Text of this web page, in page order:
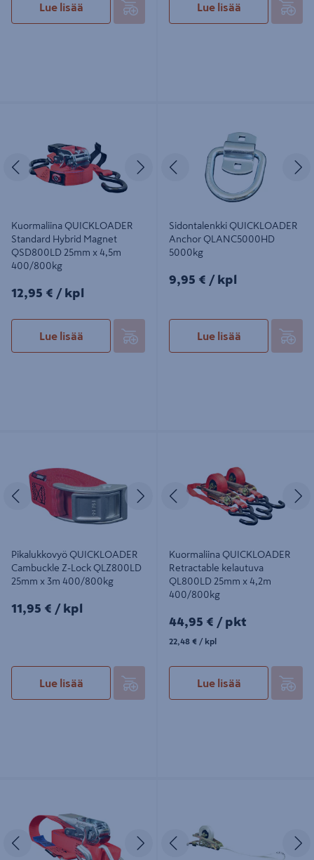
Lue lisää Lue lisää
400/800kg
Edellinen Seuraava
Kuormaliina QUICKLOADER
Standard Hybrid Magnet
QSD800LD 25mm x 4,5m
400/800kg
12,95€/kpl
12,95 € / kpl
Lue lisää
Edellinen
Sidontalenkki QUICKLOADER
Anchor QLANC5000HD
5000kg
9,95€/kpl
9,95 € / kpl
Lue lisää
Edellinen Seuraava
Pikalukkovyö QUICKLOADER
Cambuckle Z-Lock QLZ800LD
25mm x 3m 400/800kg
11,95€/kpl
11,95 € / kpl
Lue lisää
25mm x 4,2m 400/800kg
Edellinen
Kuormaliina QUICKLOADER
Retractable kelautuva
QL800LD 25mm x 4,2m
400/800kg
44,95€/pkt
44,95 € / pkt
22,48€/kpl
22,48 € / kpl
Lue lisää
Edellinen SeuraavaEdellinen